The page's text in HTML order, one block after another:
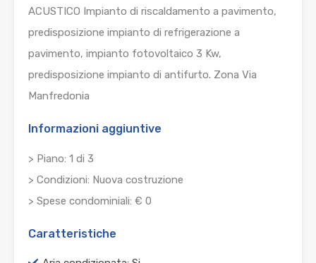
ACUSTICO Impianto di riscaldamento a pavimento,
predisposizione impianto di refrigerazione a
pavimento, impianto fotovoltaico 3 Kw,
predisposizione impianto di antifurto. Zona Via
Manfredonia
Informazioni aggiuntive
> Piano: 1 di 3
> Condizioni: Nuova costruzione
> Spese condominiali: € 0
Caratteristiche